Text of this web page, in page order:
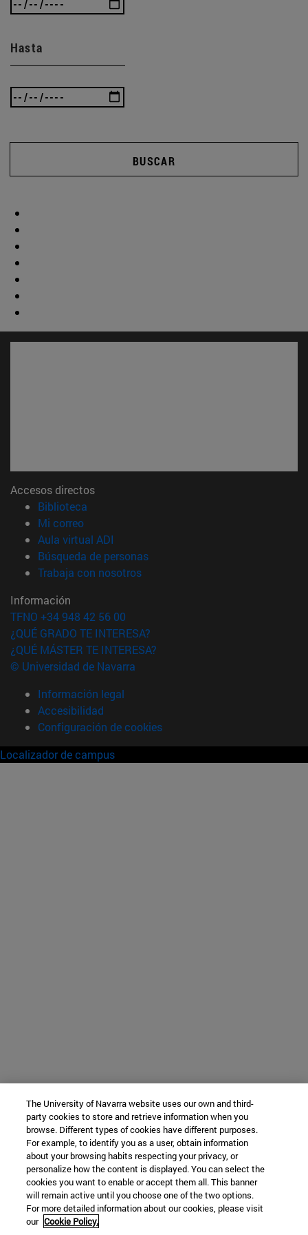
Hasta
BUSCAR
Accesos directos
Biblioteca
Mi correo(abre en nueva ventana)
Aula virtual ADI
Búsqueda de personas(abre en nueva ventana)
Trabaja con nosotros(abre en nueva ventana)
Información
TFNO +34 948 42 56 00
¿QUÉ GRADO TE INTERESA?
¿QUÉ MÁSTER TE INTERESA?
© Universidad de Navarra
Información legal
Accesibilidad
Configuración de cookies
Localizador de campus
The University of Navarra website uses our own and third-
party cookies to store and retrieve information when you
browse. Different types of cookies have different purposes.
For example, to identify you as a user, obtain information
about your browsing habits respecting your privacy, or
personalize how the content is displayed. You can select the
cookies you want to enable or accept them all. This banner
will remain active until you choose one of the two options.
For more detailed information about our cookies, please visit
our Cookie Policy.